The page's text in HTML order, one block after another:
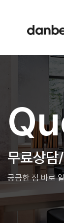
무료상담
궁금한 점 바로